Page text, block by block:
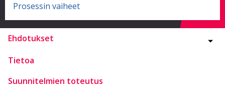
Prosessin vaiheet
Ehdotukset
Tietoa
Suunnitelmien toteutus